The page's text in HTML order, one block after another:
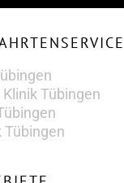
Tübingen
Tübingen